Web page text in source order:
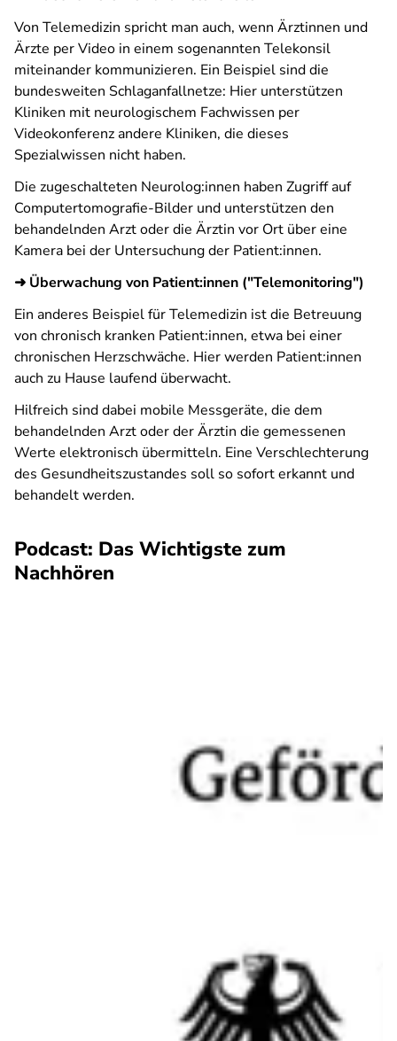
Von Telemedizin spricht man auch, wenn Ärztinnen und
Ärzte per Video in einem sogenannten Telekonsil
miteinander kommunizieren. Ein Beispiel sind die
bundesweiten Schlaganfallnetze: Hier unterstützen
Kliniken mit neurologischem Fachwissen per
Videokonferenz andere Kliniken, die dieses
Spezialwissen nicht haben.
Die zugeschalteten Neurolog:innen haben Zugriff auf
Computertomografie-Bilder und unterstützen den
behandelnden Arzt oder die Ärztin vor Ort über eine
Kamera bei der Untersuchung der Patient:innen.
➜ Überwachung von Patient:innen ("Telemonitoring")
Ein anderes Beispiel für Telemedizin ist die Betreuung
von chronisch kranken Patient:innen, etwa bei einer
chronischen Herzschwäche. Hier werden Patient:innen
auch zu Hause laufend überwacht.
Hilfreich sind dabei mobile Messgeräte, die dem
behandelnden Arzt oder der Ärztin die gemessenen
Werte elektronisch übermitteln. Eine Verschlechterung
des Gesundheitszustandes soll so sofort erkannt und
behandelt werden.
Podcast: Das Wichtigste zum
Nachhören